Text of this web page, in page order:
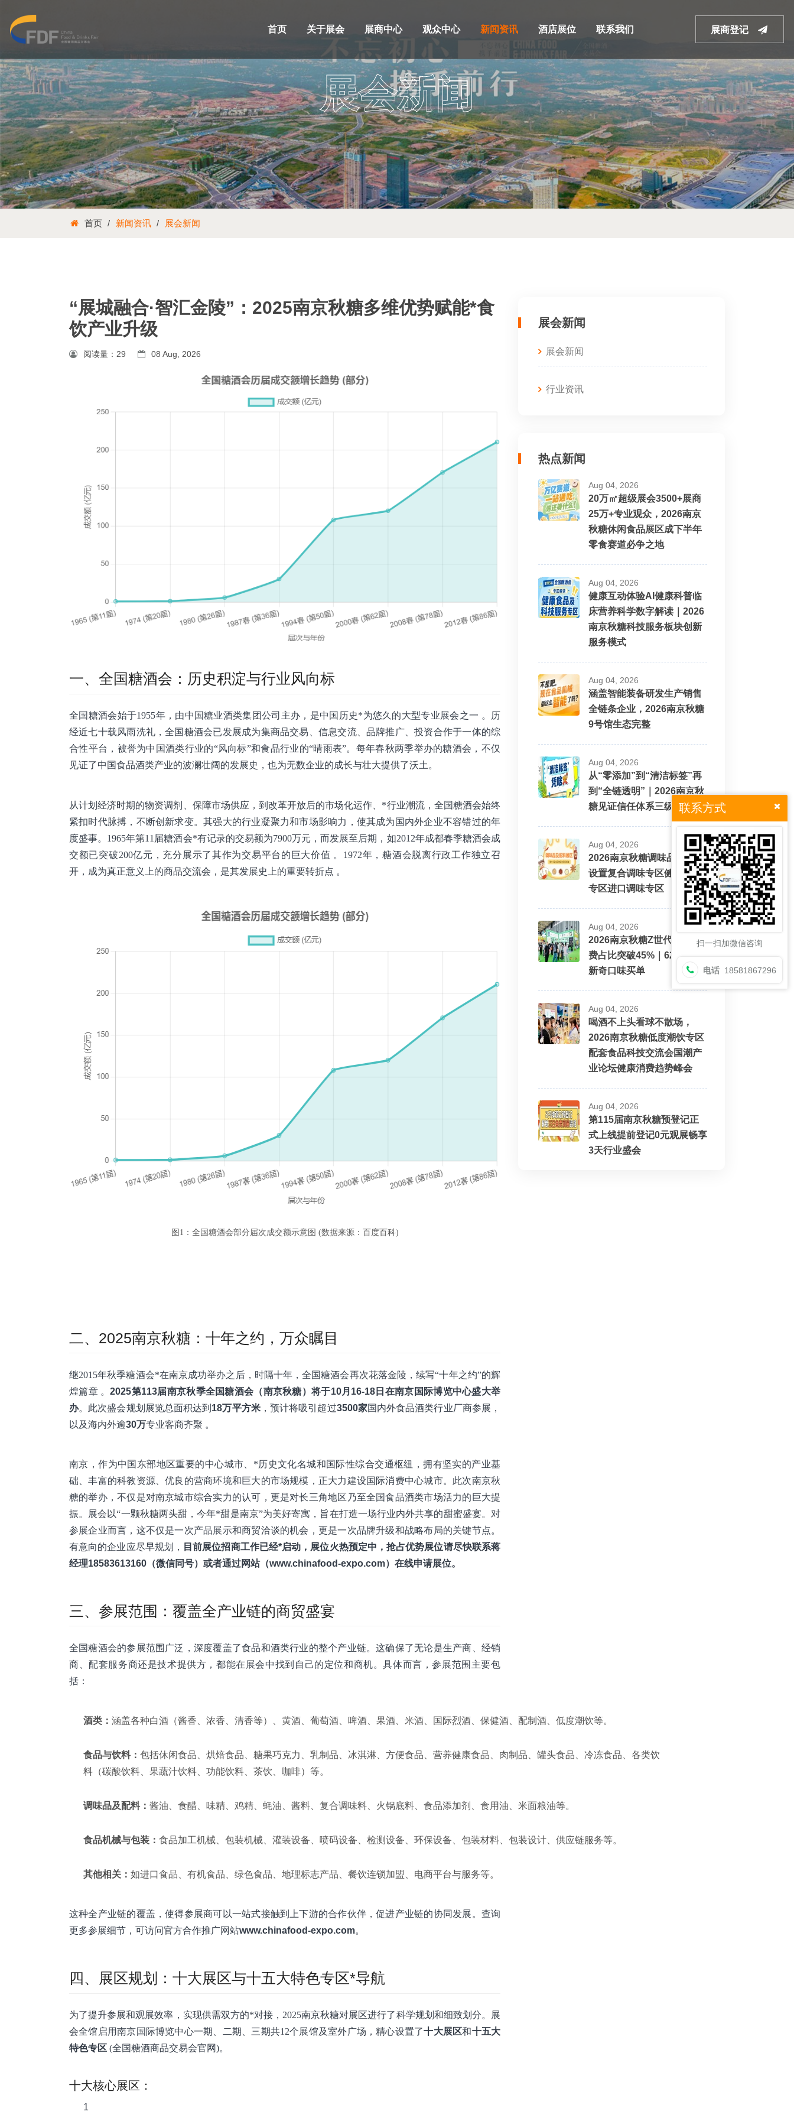
首页 关于展会 展商中心 观众中心 新闻资讯 酒店展位 联系我们 展商登记
展会新闻
首页 新闻资讯 展会新闻
​​“展城融合·智汇金陵”​​：2025南京秋糖多维优势赋能*食
饮产业升级
阅读量： 29 08 Aug, 2026
一、全国糖酒会：历史积淀与行业风向标
全国糖酒会始于1955年，由中国糖业酒类集团公司主办，是中国历史*为悠久的大型专业展会之一 。历
经近七十载风雨洗礼，全国糖酒会已发展成为集商品交易、信息交流、品牌推广、投资合作于一体的综
合性平台，被誉为中国酒类行业的“风向标”和食品行业的“晴雨表”。每年春秋两季举办的糖酒会，不仅
见证了中国食品酒类产业的波澜壮阔的发展史，也为无数企业的成长与壮大提供了沃土。
从计划经济时期的物资调剂、保障市场供应，到改革开放后的市场化运作、*行业潮流，全国糖酒会始终
紧扣时代脉搏，不断创新求变。其强大的行业凝聚力和市场影响力，使其成为国内外企业不容错过的年
度盛事。1965年第11届糖酒会*有记录的交易额为7900万元，而发展至后期，如2012年成都春季糖酒会成
交额已突破200亿元，充分展示了其作为交易平台的巨大价值 。1972年，糖酒会脱离行政工作独立召
开，成为真正意义上的商品交流会，是其发展史上的重要转折点 。
图1：全国糖酒会部分届次成交额示意图 (数据来源：百度百科)
二、2025南京秋糖：十年之约，万众瞩目
继2015年秋季糖酒会*在南京成功举办之后，时隔十年，全国糖酒会再次花落金陵，续写“十年之约”的辉
煌篇章 。2025第113届南京秋季全国糖酒会（南京秋糖）将于10月16-18日在南京国际博览中心盛大举
办。此次盛会规划展览总面积达到 18万平方米，预计将吸引超过3500家国内外食品酒类行业厂商参展，
以及海内外逾30万专业客商齐聚 。
南京，作为中国东部地区重要的中心城市、*历史文化名城和国际性综合交通枢纽，拥有坚实的产业基
础、丰富的科教资源、优良的营商环境和巨大的市场规模，正大力建设国际消费中心城市。此次南京秋
糖的举办，不仅是对南京城市综合实力的认可，更是对长三角地区乃至全国食品酒类市场活力的巨大提
振。展会以“一颗秋糖两头甜，今年*甜是南京”为美好寄寓，旨在打造一场行业内外共享的甜蜜盛宴。对
参展企业而言，这不仅是一次产品展示和商贸洽谈的机会，更是一次品牌升级和战略布局的关键节点。
有意向的企业应尽早规划，
目前展位招商工作已经*启动，展位火热预定中，抢占优势展位请尽快联系蒋
经理18583613160（微信同号）或者通过网站（www.chinafood-expo.com）在线申请展位。
三、参展范围：覆盖全产业链的商贸盛宴
全国糖酒会的参展范围广泛，深度覆盖了食品和酒类行业的整个产业链。这确保了无论是生产商、经销
商、配套服务商还是技术提供方，都能在展会中找到自己的定位和商机。具体而言，参展范围主要包
括：
酒类： 涵盖各种白酒（酱香、浓香、清香等）、黄酒、葡萄酒、啤酒、果酒、米酒、国际烈酒、保健酒、配制酒、低度潮饮等。
食品与饮料： 包括休闲食品、烘焙食品、糖果巧克力、乳制品、冰淇淋、方便食品、营养健康食品、肉制品、罐头食品、冷冻食品、各类饮
料（碳酸饮料、果蔬汁饮料、功能饮料、茶饮、咖啡）等。
调味品及配料： 酱油、食醋、味精、鸡精、蚝油、酱料、复合调味料、火锅底料、食品添加剂、食用油、米面粮油等。
食品机械与包装： 食品加工机械、包装机械、灌装设备、喷码设备、检测设备、环保设备、包装材料、包装设计、供应链服务等。
其他相关： 如进口食品、有机食品、绿色食品、地理标志产品、餐饮连锁加盟、电商平台与服务等。
这种全产业链的覆盖，使得参展商可以一站式接触到上下游的合作伙伴，促进产业链的协同发展。查询
更多参展细节，可访问官方合作推广网站www.chinafood-expo.com。
四、展区规划：十大展区与十五大特色专区*导航
为了提升参展和观展效率，实现供需双方的*对接，2025南京秋糖对展区进行了科学规划和细致划分。展
会全馆启用南京国际博览中心一期、二期、三期共12个展馆及室外广场，精心设置了十大展区和十五大
特色专区 (全国糖酒商品交易会官网)。
十大核心展区：
展会新闻
展会新闻
行业资讯
热点新闻
Aug 04, 2026
20万㎡超级展会3500+展商
25万+专业观众，2026南京
秋糖休闲食品展区成下半年
零食赛道必争之地
Aug 04, 2026
健康互动体验AI健康科普临
床营养科学数字解读｜2026
南京秋糖科技服务板块创新
服务模式
Aug 04, 2026
涵盖智能装备研发生产销售
全链条企业，2026南京秋糖
9号馆生态完整
Aug 04, 2026
从“零添加”到“清洁标签”再
到“全链透明”｜2026南京秋
糖见证信任体系三级跳
Aug 04, 2026
2026南京秋糖调味品展区将
设置复合调味专区健康配料
专区进口调味专区
Aug 04, 2026
2026南京秋糖Z世代酒水消
费占比突破45%｜62%愿为
新奇口味买单
Aug 04, 2026
喝酒不上头看球不散场，
2026南京秋糖低度潮饮专区
配套食品科技交流会国潮产
业论坛健康消费趋势峰会
Aug 04, 2026
第115届南京秋糖预登记正
式上线提前登记0元观展畅享
3天行业盛会
联系方式
扫一扫加微信咨询
电话 18581867296